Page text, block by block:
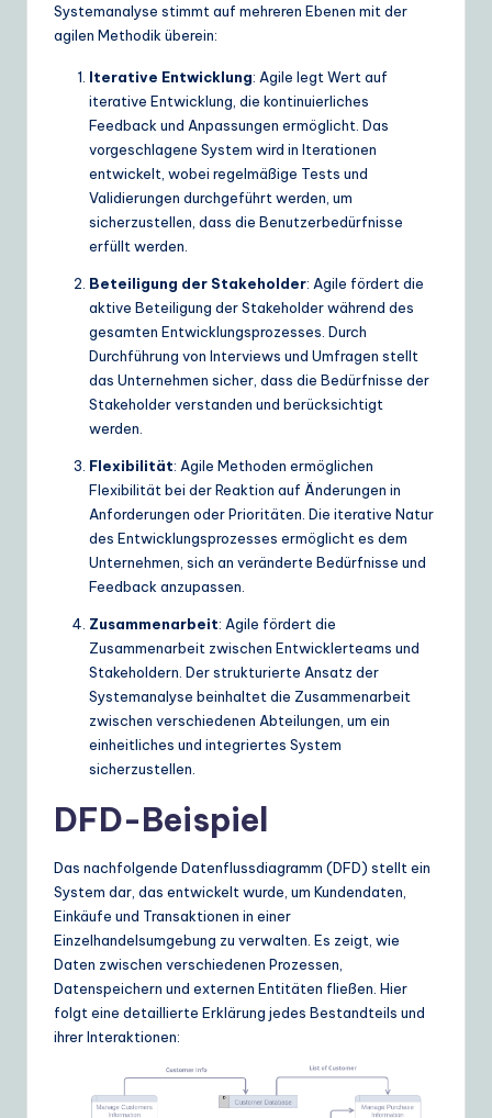
Systemanalyse stimmt auf mehreren Ebenen mit der
agilen Methodik überein:
Iterative Entwicklung: Agile legt Wert auf
iterative Entwicklung, die kontinuierliches
Feedback und Anpassungen ermöglicht. Das
vorgeschlagene System wird in Iterationen
entwickelt, wobei regelmäßige Tests und
Validierungen durchgeführt werden, um
sicherzustellen, dass die Benutzerbedürfnisse
erfüllt werden.
Beteiligung der Stakeholder: Agile fördert die
aktive Beteiligung der Stakeholder während des
gesamten Entwicklungsprozesses. Durch
Durchführung von Interviews und Umfragen stellt
das Unternehmen sicher, dass die Bedürfnisse der
Stakeholder verstanden und berücksichtigt
werden.
Flexibilität: Agile Methoden ermöglichen
Flexibilität bei der Reaktion auf Änderungen in
Anforderungen oder Prioritäten. Die iterative Natur
des Entwicklungsprozesses ermöglicht es dem
Unternehmen, sich an veränderte Bedürfnisse und
Feedback anzupassen.
Zusammenarbeit: Agile fördert die
Zusammenarbeit zwischen Entwicklerteams und
Stakeholdern. Der strukturierte Ansatz der
Systemanalyse beinhaltet die Zusammenarbeit
zwischen verschiedenen Abteilungen, um ein
einheitliches und integriertes System
sicherzustellen.
DFD-Beispiel
Das nachfolgende Datenflussdiagramm (DFD) stellt ein
System dar, das entwickelt wurde, um Kundendaten,
Einkäufe und Transaktionen in einer
Einzelhandelsumgebung zu verwalten. Es zeigt, wie
Daten zwischen verschiedenen Prozessen,
Datenspeichern und externen Entitäten fließen. Hier
folgt eine detaillierte Erklärung jedes Bestandteils und
ihrer Interaktionen: